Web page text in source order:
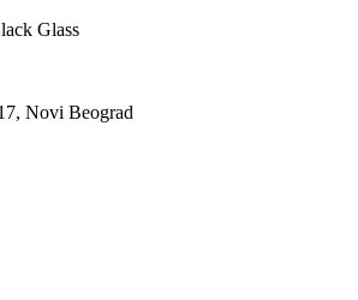
Glass
Novi Beograd